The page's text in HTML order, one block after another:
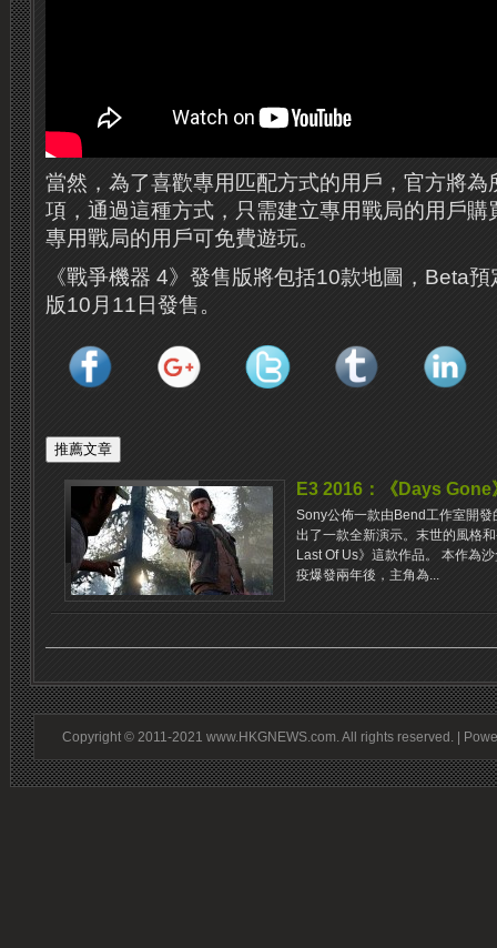
當然，為了喜歡專用匹配方式的用戶，官方將為
項，通過這種方式，只需建立專用戰局的用戶購
專用戰局的用戶可免費遊玩。
《戰爭機器 4》發售版將包括10款地圖，Beta
版10月11日發售。
E3 2016：《Days
Sony公佈一款由Bend工作室開
出了一款全新演示。末世的風格
Last Of Us》這款作品。 本作為
疫爆發兩年後，主角為...
Copyright © 2011-2021 www.HKGNEWS.com. All rights reserved. |